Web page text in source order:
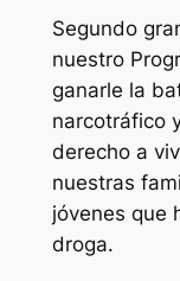
Segundo
nuestro
ganarle la
narcotráfico
derecho a
nuestras
jóvenes que
droga.